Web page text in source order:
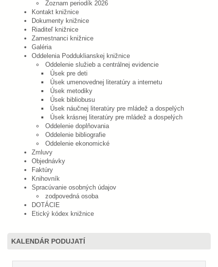
Zoznam periodík 2026
Kontakt knižnice
Dokumenty knižnice
Riaditeľ knižnice
Zamestnanci knižnice
Galéria
Oddelenia Podduklianskej knižnice
Oddelenie služieb a centrálnej evidencie
Úsek pre deti
Úsek umenovednej literatúry a internetu
Úsek metodiky
Úsek bibliobusu
Úsek náučnej literatúry pre mládež a dospelých
Úsek krásnej literatúry pre mládež a dospelých
Oddelenie doplňovania
Oddelenie bibliografie
Oddelenie ekonomické
Zmluvy
Objednávky
Faktúry
Knihovník
Spracúvanie osobných údajov
zodpovedná osoba
DOTÁCIE
Etický kódex knižnice
KALENDÁR PODUJATÍ